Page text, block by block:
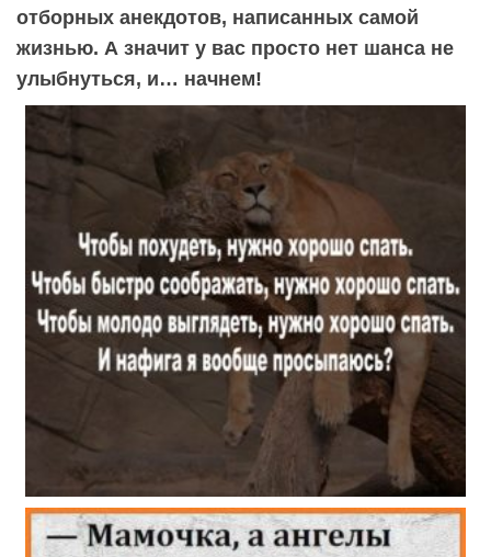
отборных анекдотов, написанных самой
жизнью. А значит у вас просто нет шанса не
улыбнуться, и… начнем!